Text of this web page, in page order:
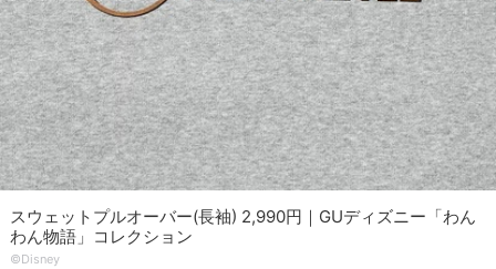
スウェットプルオーバー(長袖) 2,990円｜GUディズニー「わん
わん物語」コレクション
©Disney